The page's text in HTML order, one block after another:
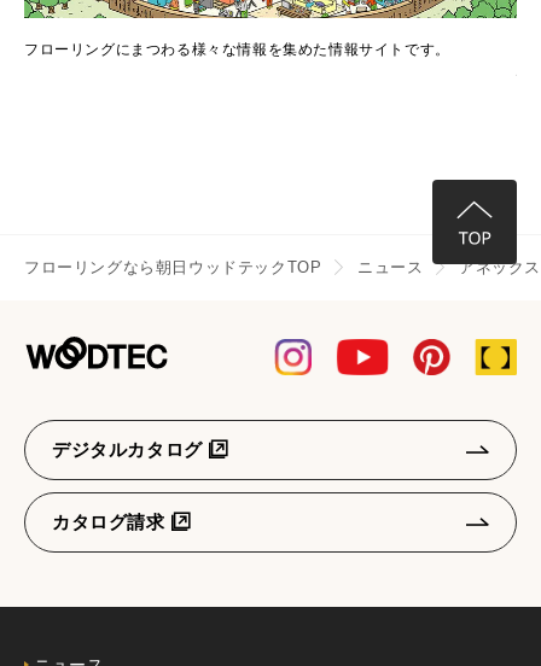
フローリングにまつわる様々な情報を集めた情報サイトです。
フローリングなら朝日ウッドテックTOP ニュース アネック
デジタルカタログ
カタログ請求